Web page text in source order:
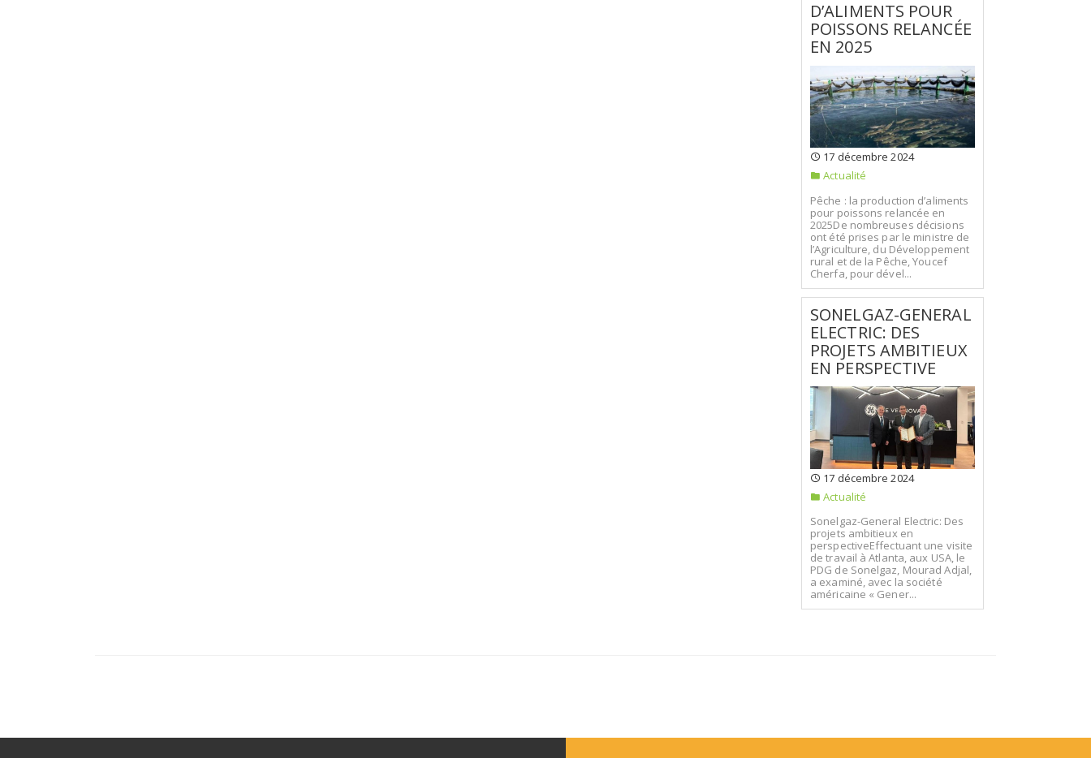
D’ALIMENTS POUR
POISSONS RELANCÉE
EN 2025
17 décembre 2024
Actualité
Pêche : la production d’aliments
pour poissons relancée en
2025De nombreuses décisions
ont été prises par le ministre de
l’Agriculture, du Développement
rural et de la Pêche, Youcef
Cherfa, pour dével...
SONELGAZ-GENERAL
ELECTRIC: DES
PROJETS AMBITIEUX
EN PERSPECTIVE
17 décembre 2024
Actualité
Sonelgaz-General Electric: Des
projets ambitieux en
perspectiveEffectuant une visite
de travail à Atlanta, aux USA, le
PDG de Sonelgaz, Mourad Adjal,
a examiné, avec la société
américaine « Gener...